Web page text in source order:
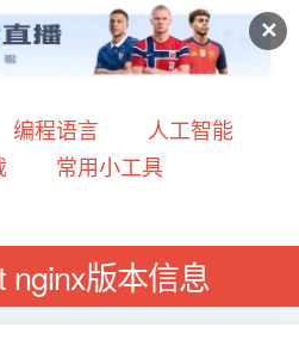
✕
编程语言
人工智能
常用小工具
nginx版本信息